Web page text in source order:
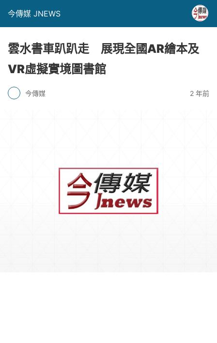
今傳媒 JNEWS
雲水書車趴趴走 展現全國AR繪本及
VR虛擬實境圖書館
今傳媒 2 年前